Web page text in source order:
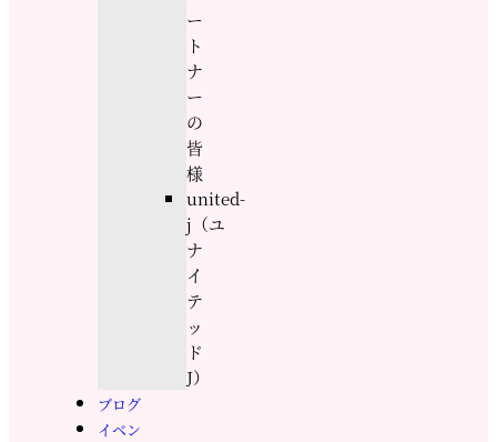
ー
ト
ナ
ー
の
皆
様
united-
j（ユ
ナ
イ
テ
ッ
ド
J）
ブログ
イベン